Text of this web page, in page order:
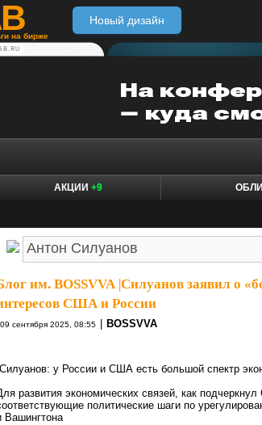
на бирже
Новый дизайн
АКЦИИ +9
им. BOSSVVA| Силуанов заявил о
США и России
09 сентября 2025, 08:55 BOSSVVA
Силуанов: у России и США есть большой спектр
развития экономических связей, как
политические шаги по
Вашингтона